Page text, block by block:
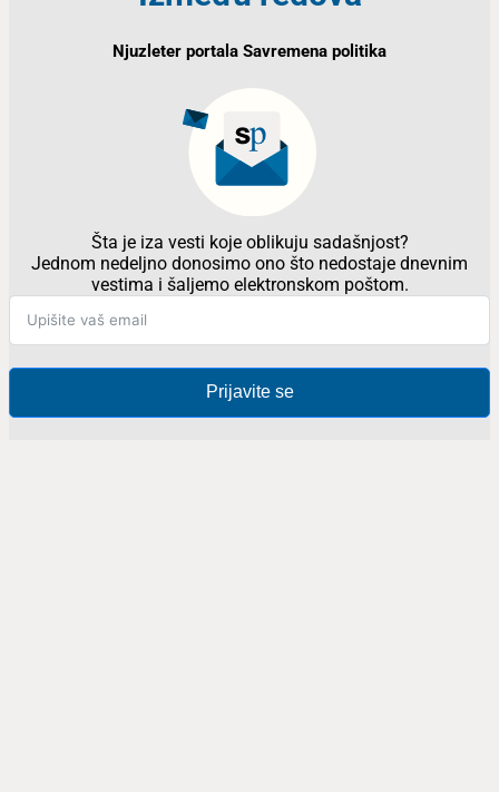
Njuzleter portala Savremena politika
Šta je iza vesti koje oblikuju sadašnjost?
Jednom nedeljno donosimo ono što nedostaje dnevnim
vestima i šaljemo elektronskom poštom.
Prijavite se